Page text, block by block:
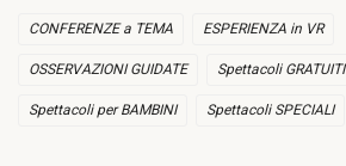
CONFERENZE a TEMA ESPERIENZA in VR
OSSERVAZIONI GUIDATE Spettacoli GRATUITI
Spettacoli per BAMBINI Spettacoli SPECIALI